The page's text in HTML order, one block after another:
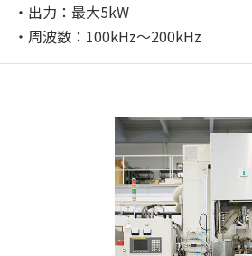
・出力：最大5kW
・周波数：100kHz～200kHz